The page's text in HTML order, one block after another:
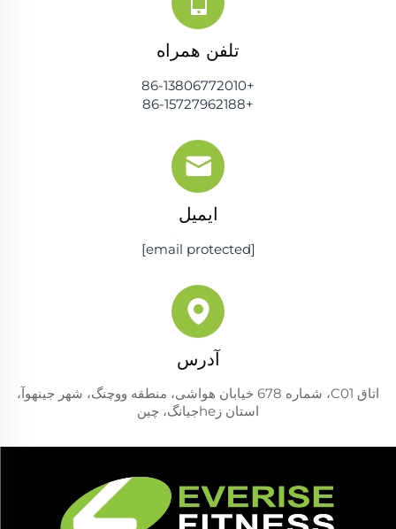
تلفن همراه
+86-13806772010
+86-15727962188
ایمیل
[email protected]
آدرس
اتاق C01، شماره 678 خیابان هواشی، منطقه ووچنگ، شهر جینهوآ،
استان زheجیانگ، چین